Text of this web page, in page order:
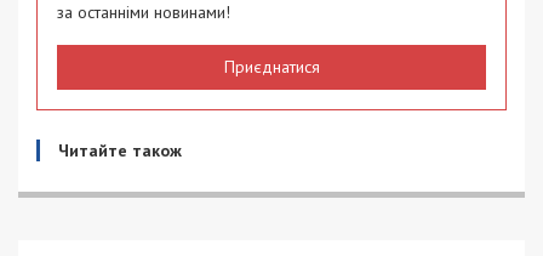
за останніми новинами!
Приєднатися
Читайте також